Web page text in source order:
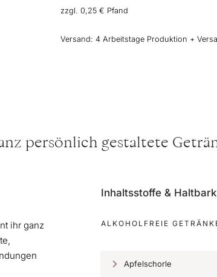
zzgl.0,25€ Pfand
Versand:4 Arbeitstage Produktion +
persönlich gestaltete
ihr ganz
Inhaltsstoffe &
ALKOHOLFREIE
Apfelschorle